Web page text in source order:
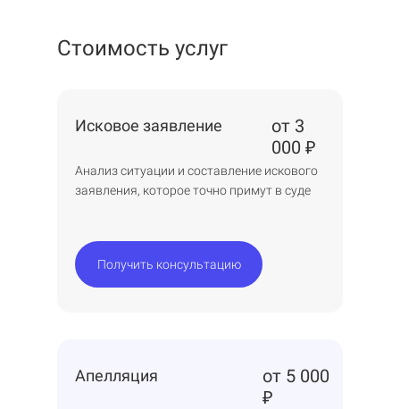
Стоимость услуг
Исковое заявление
Анализ ситуации и составление искового
заявления, которое точно примут в суде
от 3
000 ₽
Получить консультацию
Апелляция от 5 000
₽